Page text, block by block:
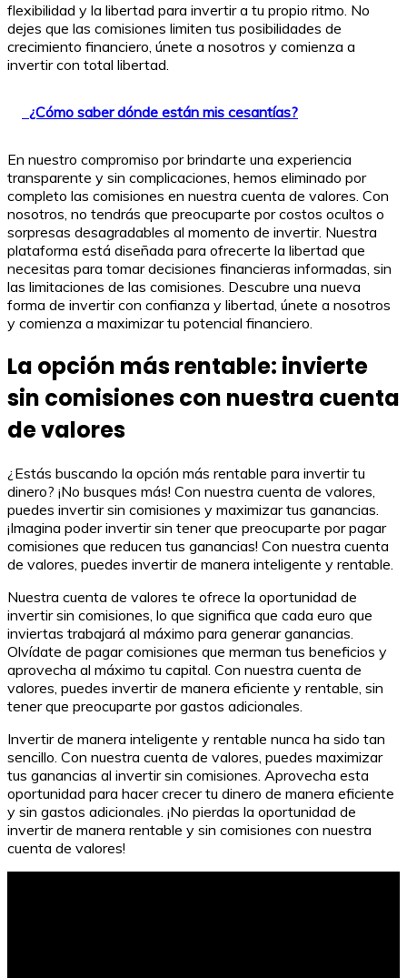
flexibilidad y la libertad para invertir a tu propio ritmo. No
dejes que las comisiones limiten tus posibilidades de
crecimiento financiero, únete a nosotros y comienza a
invertir con total libertad.
¿Cómo saber dónde están mis cesantías?
En nuestro compromiso por brindarte una experiencia
transparente y sin complicaciones, hemos eliminado por
completo las comisiones en nuestra cuenta de valores. Con
nosotros, no tendrás que preocuparte por costos ocultos o
sorpresas desagradables al momento de invertir. Nuestra
plataforma está diseñada para ofrecerte la libertad que
necesitas para tomar decisiones financieras informadas, sin
las limitaciones de las comisiones. Descubre una nueva
forma de invertir con confianza y libertad, únete a nosotros
y comienza a maximizar tu potencial financiero.
La opción más rentable: invierte
sin comisiones con nuestra cuenta
de valores
¿Estás buscando la opción más rentable para invertir tu
dinero? ¡No busques más! Con nuestra cuenta de valores,
puedes invertir sin comisiones y maximizar tus ganancias.
¡Imagina poder invertir sin tener que preocuparte por pagar
comisiones que reducen tus ganancias! Con nuestra cuenta
de valores, puedes invertir de manera inteligente y rentable.
Nuestra cuenta de valores te ofrece la oportunidad de
invertir sin comisiones, lo que significa que cada euro que
inviertas trabajará al máximo para generar ganancias.
Olvídate de pagar comisiones que merman tus beneficios y
aprovecha al máximo tu capital. Con nuestra cuenta de
valores, puedes invertir de manera eficiente y rentable, sin
tener que preocuparte por gastos adicionales.
Invertir de manera inteligente y rentable nunca ha sido tan
sencillo. Con nuestra cuenta de valores, puedes maximizar
tus ganancias al invertir sin comisiones. Aprovecha esta
oportunidad para hacer crecer tu dinero de manera eficiente
y sin gastos adicionales. ¡No pierdas la oportunidad de
invertir de manera rentable y sin comisiones con nuestra
cuenta de valores!